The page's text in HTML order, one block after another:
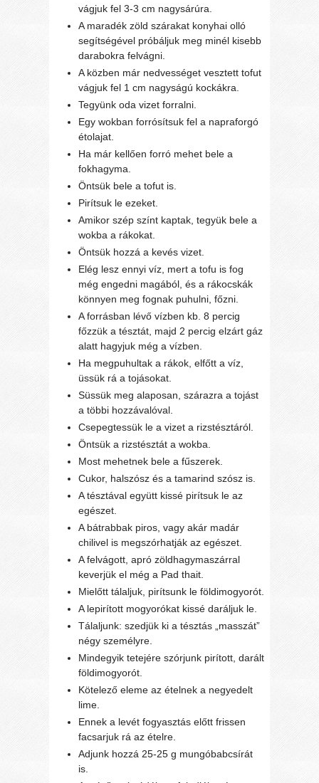
vágjuk fel 3-3 cm nagysárúra.
A maradék zöld szárakat konyhai olló
segítségével próbáljuk meg minél kisebb
darabokra felvágni.
A közben már nedvességet vesztett tofut
vágjuk fel 1 cm nagyságú kockákra.
Tegyünk oda vizet forralni.
Egy wokban forrósítsuk fel a napraforgó
étolajat.
Ha már kellően forró mehet bele a
fokhagyma.
Öntsük bele a tofut is.
Pirítsuk le ezeket.
Amikor szép színt kaptak, tegyük bele a
wokba a rákokat.
Öntsük hozzá a kevés vizet.
Elég lesz ennyi víz, mert a tofu is fog
még engedni magából, és a rákocskák
könnyen meg fognak puhulni, főzni.
A forrásban lévő vízben kb. 8 percig
főzzük a tésztát, majd 2 percig elzárt gáz
alatt hagyjuk még a vízben.
Ha megpuhultak a rákok, elfőtt a víz,
üssük rá a tojásokat.
Süssük meg alaposan, szárazra a tojást
a többi hozzávalóval.
Csepegtessük le a vizet a rizstésztáról.
Öntsük a rizstésztát a wokba.
Most mehetnek bele a fűszerek.
Cukor, halszósz és a tamarind szósz is.
A tésztával együtt kissé pirítsuk le az
egészet.
A bátrabbak piros, vagy akár madár
chilivel is megszórhatják az egészet.
A felvágott, apró zöldhagymaszárral
keverjük el még a Pad thait.
Mielőtt tálaljuk, pirítsunk le földimogyorót.
A lepirított mogyorókat kissé daráljuk le.
Tálaljunk: szedjük ki a tésztás „masszát”
négy személyre.
Mindegyik tetejére szórjunk pirított, darált
földimogyorót.
Kötelező eleme az ételnek a negyedelt
lime.
Ennek a levét fogyasztás előtt frissen
facsarjuk rá az ételre.
Adjunk hozzá 25-25 g mungóbabcsírát
is.